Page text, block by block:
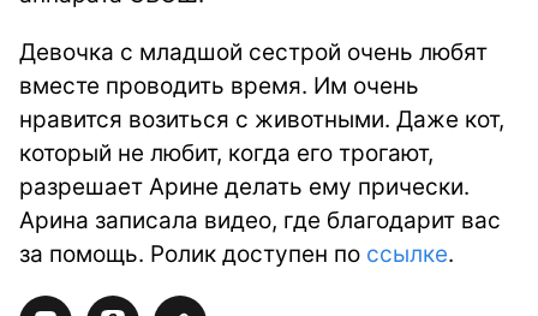
Девочка с младшой сестрой очень любят
вместе проводить время. Им очень
нравится возиться с животными. Даже кот,
который не любит, когда его трогают,
разрешает Арине делать ему прически.
Арина записала видео, где благодарит вас
за помощь. Ролик доступен по ссылке.